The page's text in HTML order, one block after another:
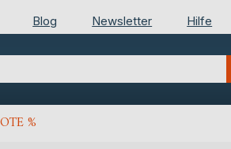
Blog Newsletter Hilfe
%